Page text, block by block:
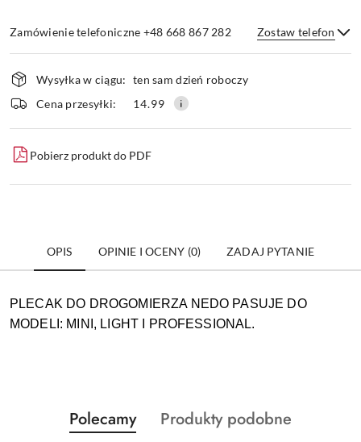
Zamówienie telefoniczne +48 668 867 282 Zostaw telefon
Wyślij
Dostępność
i
dostawa
Wysyłka w ciągu: ten sam dzień roboczy
Cena przesyłki:
14.99
Pobierz produkt do PDF
OPIS OPINIE I OCENY (0) ZADAJ PYTANIE
PLECAK DO DROGOMIERZA NEDO PASUJE DO
MODELI: MINI, LIGHT I PROFESSIONAL.
Pomiń karuzelę produktów
Produkty
Polecamy
Produkty
Produkty podobne